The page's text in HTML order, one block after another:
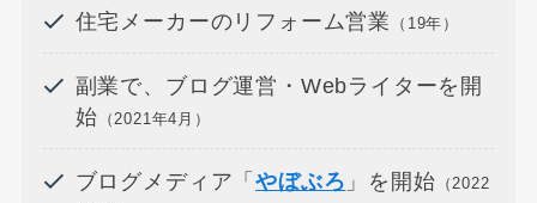
住宅メーカーのリフォーム営業 （19年）
副業で、ブログ運営・Webライターを開
始 （2021年4月）
ブログメディア「やぼぶろ 」を開始 （2022